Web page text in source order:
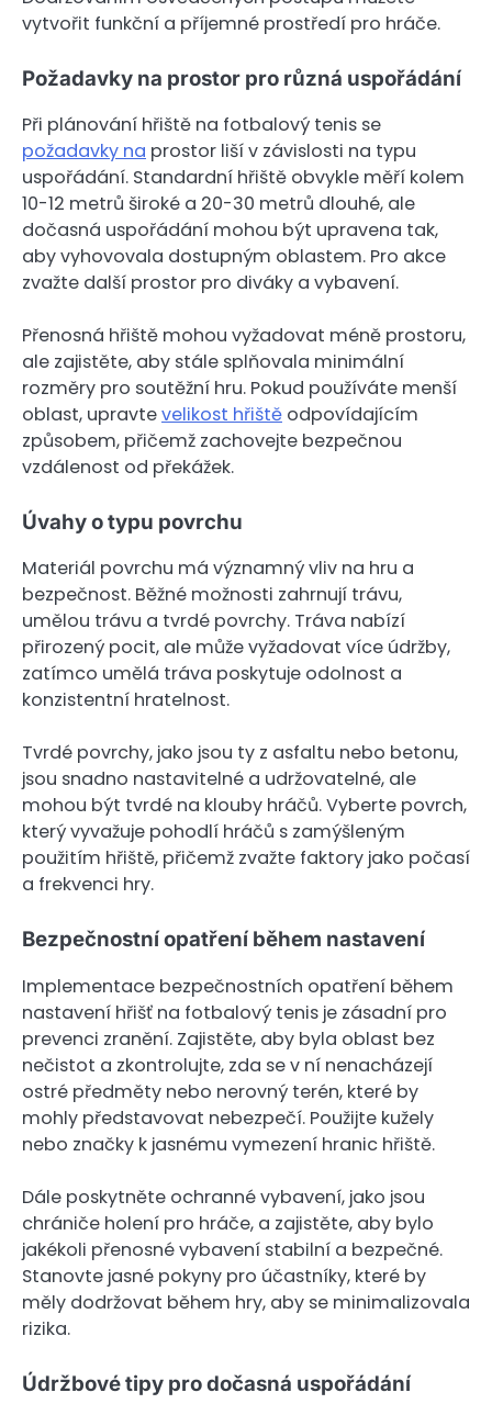
vytvořit funkční a příjemné prostředí pro hráče.
Požadavky na prostor pro různá uspořádání
Při plánování hřiště na fotbalový tenis se
požadavky na prostor liší v závislosti na typu
uspořádání. Standardní hřiště obvykle měří kolem
10-12 metrů široké a 20-30 metrů dlouhé, ale
dočasná uspořádání mohou být upravena tak,
aby vyhovovala dostupným oblastem. Pro akce
zvažte další prostor pro diváky a vybavení.
Přenosná hřiště mohou vyžadovat méně prostoru,
ale zajistěte, aby stále splňovala minimální
rozměry pro soutěžní hru. Pokud používáte menší
oblast, upravtevelikost hřiště odpovídajícím
způsobem, přičemž zachovejte bezpečnou
vzdálenost od překážek.
Úvahy o typu povrchu
Materiál povrchu má významný vliv na hru a
bezpečnost. Běžné možnosti zahrnují trávu,
umělou trávu a tvrdé povrchy. Tráva nabízí
přirozený pocit, ale může vyžadovat více údržby,
zatímco umělá tráva poskytuje odolnost a
konzistentní hratelnost.
Tvrdé povrchy, jako jsou ty z asfaltu nebo betonu,
jsou snadno nastavitelné a udržovatelné, ale
mohou být tvrdé na klouby hráčů. Vyberte povrch,
který vyvažuje pohodlí hráčů s zamýšleným
použitím hřiště, přičemž zvažte faktory jako počasí
a frekvenci hry.
Bezpečnostní opatření během nastavení
Implementace bezpečnostních opatření během
nastavení hřišť na fotbalový tenis je zásadní pro
prevenci zranění. Zajistěte, aby byla oblast bez
nečistot a zkontrolujte, zda se v ní nenacházejí
ostré předměty nebo nerovný terén, které by
mohly představovat nebezpečí. Použijte kužely
nebo značky k jasnému vymezení hranic hřiště.
Dále poskytněte ochranné vybavení, jako jsou
chrániče holení pro hráče, a zajistěte, aby bylo
jakékoli přenosné vybavení stabilní a bezpečné.
Stanovte jasné pokyny pro účastníky, které by
měly dodržovat během hry, aby se minimalizovala
rizika.
Údržbové tipy pro dočasná uspořádání